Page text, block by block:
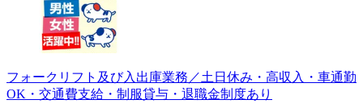
フォークリフト及び入出庫業務／土日休み・高収入・車通勤
OK・交通費支給・制服貸与・退職金制度あり